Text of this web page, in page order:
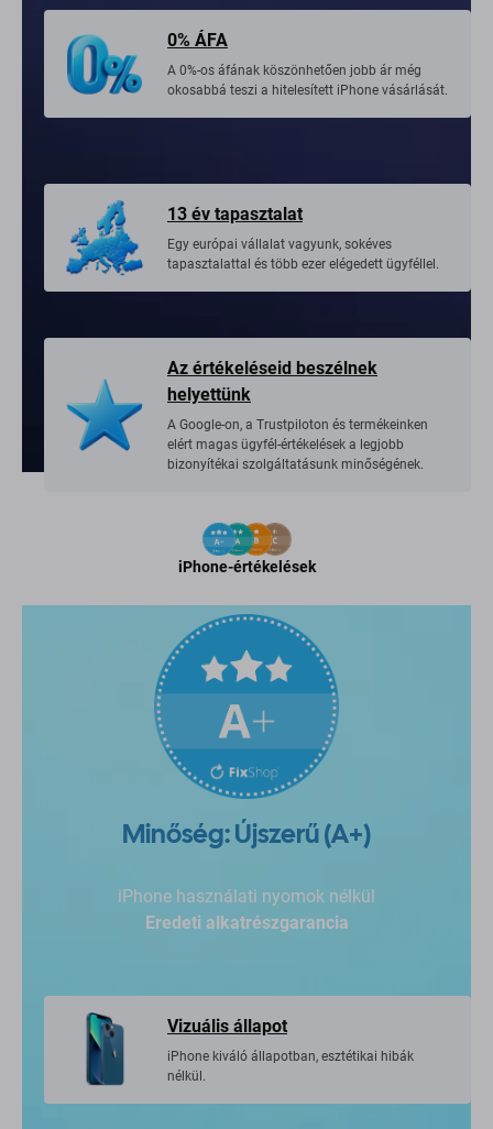
0% ÁFA
A 0%-os áfának köszönhetően jobb ár még
okosabbá teszi a hitelesített iPhone vásárlását.
13 év tapasztalat
Egy európai vállalat vagyunk, sokéves
tapasztalattal és több ezer elégedett ügyféllel.
Az értékeléseid beszélnek
helyettünk
A Google-on, a Trustpiloton és termékeinken
elért magas ügyfél-értékelések a legjobb
bizonyítékai szolgáltatásunk minőségének.
iPhone-értékelések
Minőség: Újszerű (A+)
iPhone használati nyomok nélkül
Eredeti alkatrészgarancia
Vizuális állapot
iPhone kiváló állapotban, esztétikai hibák
nélkül.